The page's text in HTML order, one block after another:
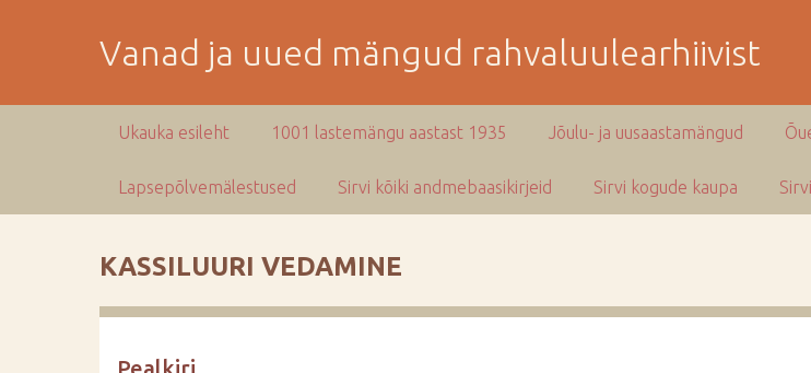
Vanad ja uued mängud rahvaluulearhiivist
Ukauka esileht 1001 lastemängu aastast 1935 Jõulu- ja uusaastamängud
Lapsepõlvemälestused Sirvi kõiki andmebaasikirjeid Sirvi kogude kaupa
KASSILUURI VEDAMINE